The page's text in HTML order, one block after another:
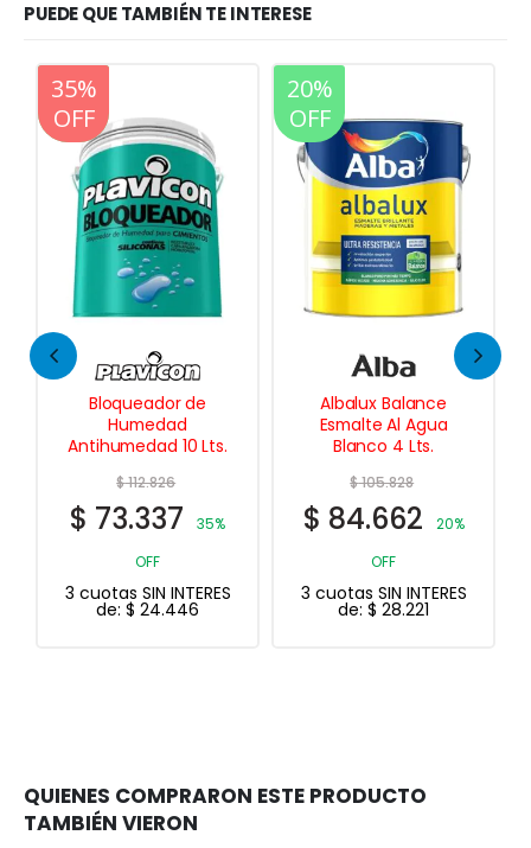
PUEDE QUE TAMBIÉN TE INTERESE
20%
OFF
35%
OFF
Bloqueador de
Humedad
Antihumedad 10 Lts.
$112.826
$ 73.337
35%
OFF
3 cuotas SIN INTERES
de: $ 24.446
20%
OFF
Albalux Balance
Esmalte Al Agua
Blanco 4 Lts.
$105.828
$ 84.662
20%
OFF
3 cuotas SIN INTERES
de: $ 28.221